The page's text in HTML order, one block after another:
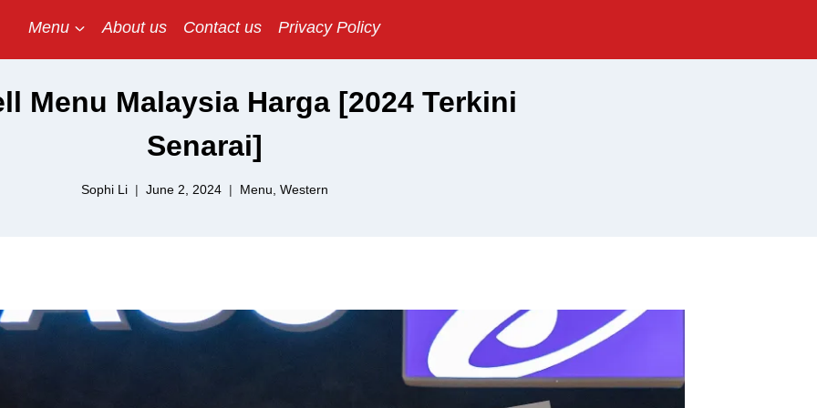
Menu About us Contact us Privacy Policy
Menu Malaysia Harga [2024 Terkini
Senarai]
Sophi Li June 2, 2024 Menu Western